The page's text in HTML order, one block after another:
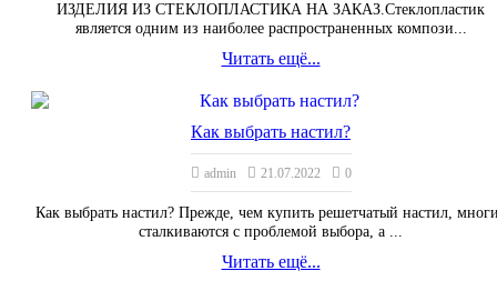
ИЗДЕЛИЯ ИЗ СТЕКЛОПЛАСТИКА НА ЗАКАЗ.Стеклопластик
является одним из наиболее распространенных компози...
Читать ещё...
Как выбрать настил?
admin 21.07.2022 0
Как выбрать настил? Прежде, чем купить решетчатый настил,
сталкиваются с проблемой выбора, а ...
Читать ещё...